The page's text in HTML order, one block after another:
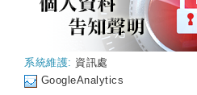
系統維護: 資訊處
GoogleAnalytics